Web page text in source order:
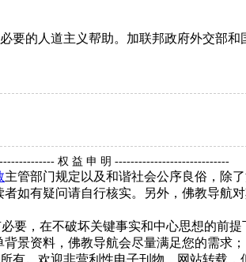
的人道主义帮助。加联邦政府外交部和
权 益 申 明 -----------------------------
主管部门规定以及和谐社会公序良俗，除
如有疑问请自行核实。另外，佛教导航
要，在不破坏关键事实和中心思想的前
景资料，佛教导航会尽量满足您的需求；
。欢迎非营利性电子刊物、网站转载，